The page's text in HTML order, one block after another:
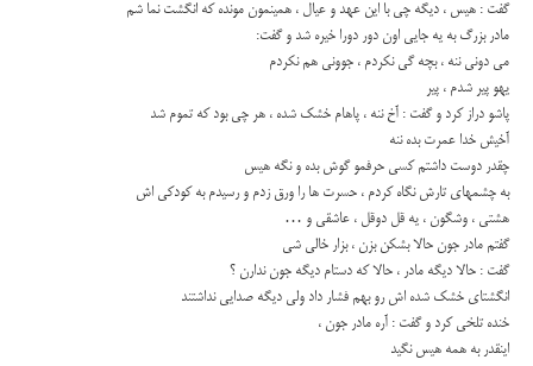
گفت : هیس ، دیگه چی با این عهد و عیال ، همینمون مونده که انگشت نما شم
مادر بزرگ به یه جایی اون دور دورا خیره شد و گفت:
می دونی ننه ، بچه گی نکردم ، جوونی هم نکردم
یهو پیر شدم ، پیر
پاشو دراز کرد و گفت : آخ ننه ، پاهام خشک شده ، هر چی بود که تموم شد
آخیش خدا عمرت بده ننه
چقدر دوست داشتم کسی حرفمو گوش بده و نگه هیس
به چشمهای تارش نگاه کردم ، حسرت ها را ورق زدم و رسیدم به کودکی اش
هشتی ، وشگون ، یه قل دوقل ، عاشقی و …
گفتم مادر جون حالا بشکن بزن ، بزار خالی شی
گفت : حالا دیگه مادر ، حالا که دستام دیگه جون ندارن ؟
انگشتای خشک شده اش رو بهم فشار داد ولی دیگه صدایی نداشتند
خنده تلخی کرد و گفت : آره مادر جون ،
اینقدر به همه هیس نگید